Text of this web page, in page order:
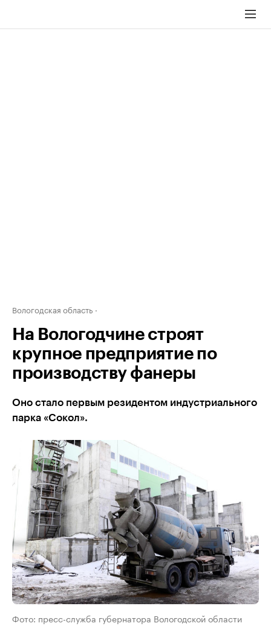
Вологодская область
На Вологодчине строят
крупное предприятие по
производству фанеры
Оно стало первым резидентом индустриального
парка «Сокол».
Фото: пресс-служба губернатора Вологодской области